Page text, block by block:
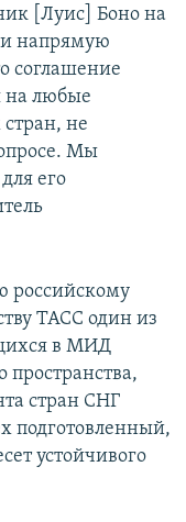
[Луис] Боно на
и напрямую
соглашение
на любые
не
Мы
его
российскому
ТАСС один из
в МИД
пространства,
стран СНГ
подготовленный,
устойчивого